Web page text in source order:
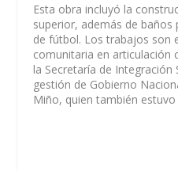
Esta obra incluyó la
superior, además de baños
de fútbol. Los trabajos son
comunitaria en articulación
la Secretaría de
gestión de Gobierno
Miño, quien también